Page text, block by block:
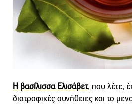
Η βασίλισσα Ελισάβετ, που λέτε,
διατροφικές συνήθειες και το